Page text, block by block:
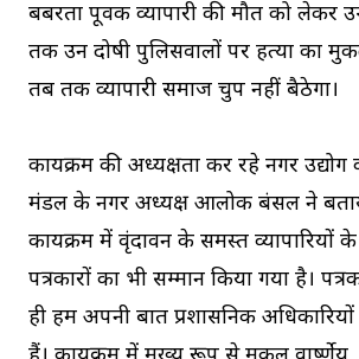
बर्बरता पूर्वक व्यापारी की मौत को लेकर
तक उन दोषी पुलिसवालों पर हत्या का
तब तक व्यापारी समाज चुप नहीं बैठेगा।
कार्यक्रम की अध्यक्षता कर रहे नगर उद्योग
मंडल के नगर अध्यक्ष आलोक बंसल ने
कार्यक्रम में वृंदावन के समस्त व्यापारियों
पत्रकारों का भी सम्मान किया गया है।
ही हम अपनी बात प्रशासनिक